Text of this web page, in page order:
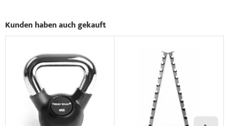
Kunden haben auch gekauft